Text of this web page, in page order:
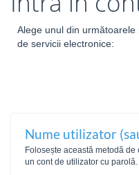
Alege unul din
de servicii electronice:
Nume utilizator
Folosește această metodă
un cont de utilizator cu parolă.